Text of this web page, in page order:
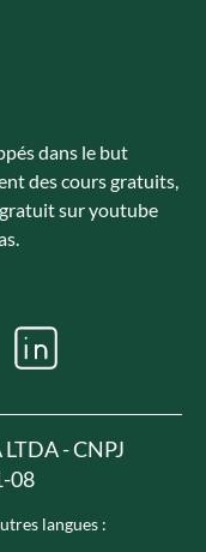
dans le but
des cours gratuits,
sur youtube
- CNPJ
08
langues :